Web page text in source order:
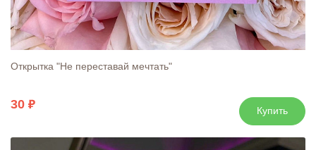
Открытка "Не переставай мечтать"
30 Купить